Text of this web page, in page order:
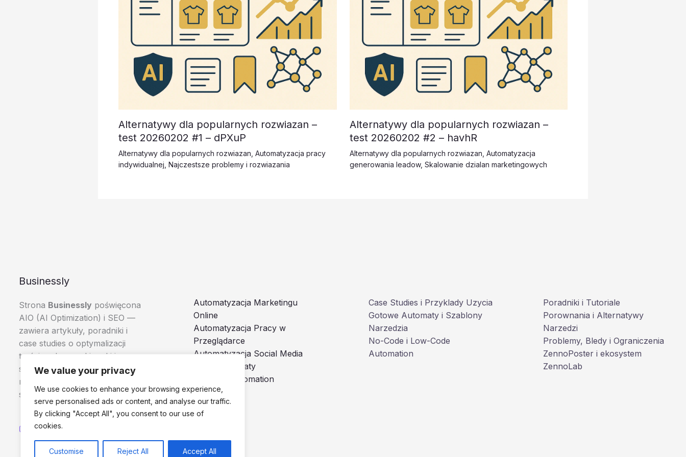
We value your privacy
We use cookies to enhance your browsing experience,
serve personalised ads or content, and analyse our traffic.
By clicking "Accept All", you consent to our use of
cookies.
Customise Reject All Accept All
Alternatywy dla popularnych rozwiazan –
test 20260202 #1 – dPXuP
Alternatywy dla popularnych rozwiazan Automatyzacja pracy
indywidualnej Najczestsze problemy i rozwiazania
Alternatywy dla popularnych rozwiazan –
test 20260202 #2 – havhR
Alternatywy dla popularnych rozwiazan Automatyzacja
generowania leadow, Skalowanie dzialan marketingowych
Businessly
Strona Businessly poświęcona
AIO (AI Optimization) i SEO —
zawiera artykuły, poradniki i
case studies o optymalizacji
treści pod wyszukiwarki i
systemy AI, skierowane do
marketerów, e-commerce i
specjalistów SEO.
Automatyzacja Marketingu
Online
Automatyzacja Pracy w
Przeglądarce
Automatyzacja Social Media
Boty i Automaty
Browser Automation
Case Studies i Przyklady Uzycia
Gotowe Automaty i Szablony
Narzedzia
No-Code i Low-Code
Automation
Poradniki i Tutoriale
Porownania i Alternatywy
Narzedzi
Problemy, Bledy i Ograniczenia
ZennoPoster i ekosystem
ZennoLab